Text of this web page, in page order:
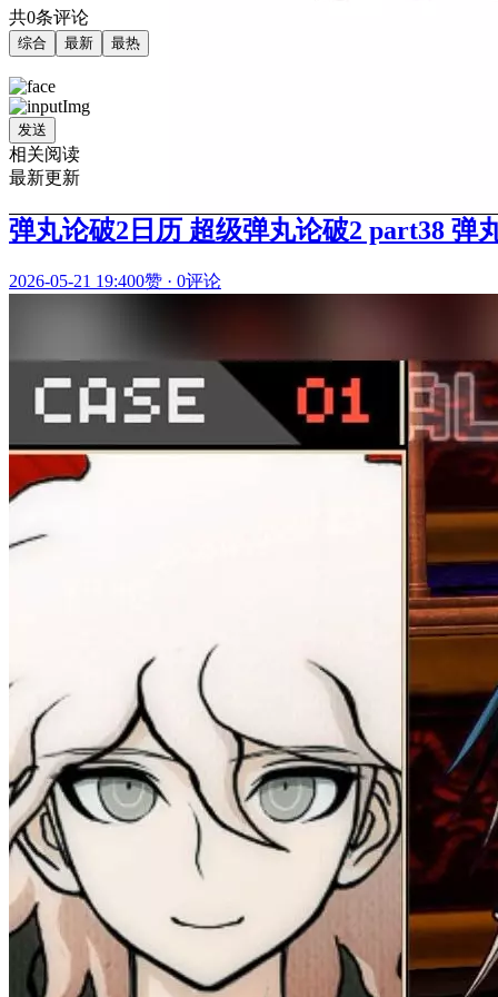
共0条评论
综合 最新 最热
发送
相关阅读
最新更新
弹丸论破2日历 超级弹丸论破2 part38 弹
2026-05-21 19:400赞 · 0评论